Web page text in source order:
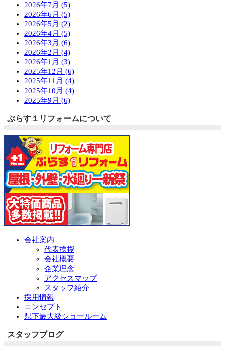
2026年7月 (5)
2026年6月 (5)
2026年5月 (2)
2026年4月 (5)
2026年3月 (6)
2026年2月 (4)
2026年1月 (3)
2025年12月 (6)
2025年11月 (4)
2025年10月 (4)
2025年9月 (6)
ぷらす１リフォームについて
会社案内
代表挨拶
会社概要
企業理念
アクセスマップ
スタッフ紹介
採用情報
コンセプト
県下最大級ショールーム
スタッフブログ